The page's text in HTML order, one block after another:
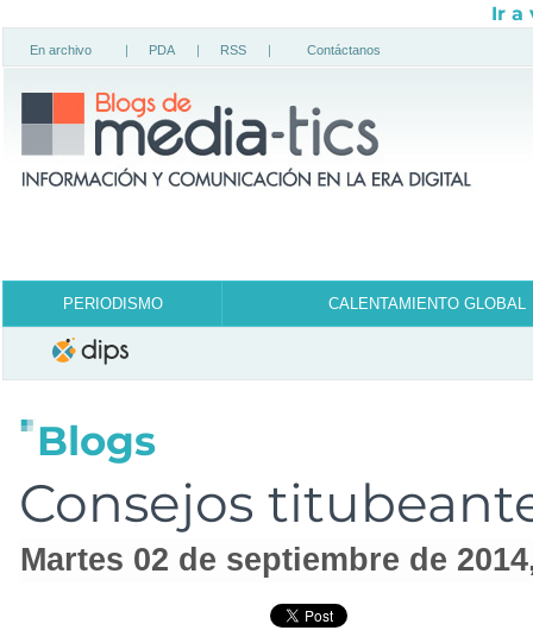
Ir a
En archivo | PDA | RSS | Contáctanos
PERIODISMO CALENTAMIENTO GLOBAL
Blogs
Consejos
martes 02 de septiembre de 2014